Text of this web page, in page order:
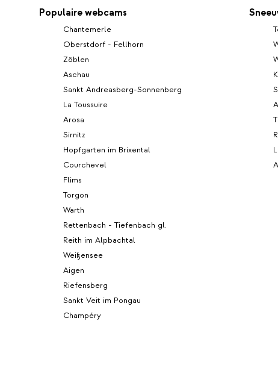
Populaire webcams
Chantemerle
Oberstdorf - Fellhorn
Zöblen
Aschau
Sankt Andreasberg-Sonnenberg
La Toussuire
Arosa
Sirnitz
Hopfgarten im Brixental
Courchevel
Flims
Torgon
Warth
Rettenbach - Tiefenbach gl.
Reith im Alpbachtal
Weißensee
Aigen
Riefensberg
Sankt Veit im Pongau
Champéry